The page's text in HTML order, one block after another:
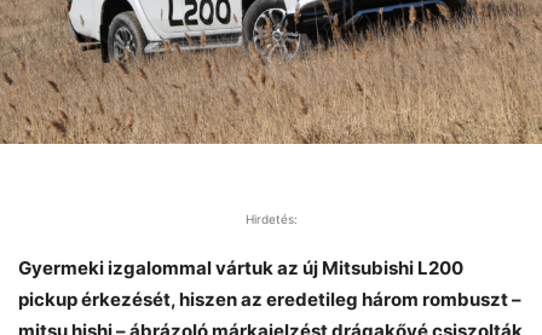
Hirdetés:
Gyermeki izgalommal vártuk az új Mitsubishi L200
pickup érkezését, hiszen az eredetileg három rombuszt –
mitsu hishi – ábrázoló márkajelzést drágakővé csiszolták